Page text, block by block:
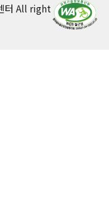
터 All right